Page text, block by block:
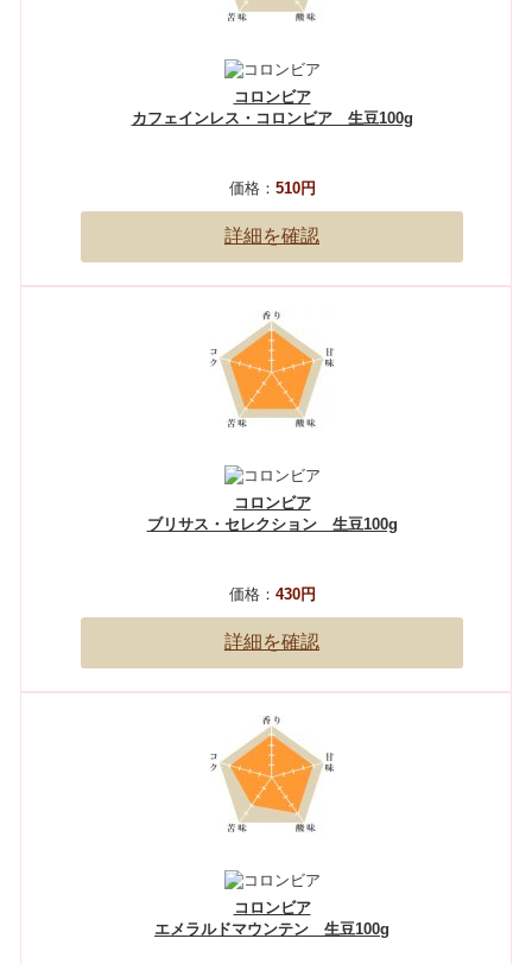
コロンビア
カフェインレス・コロンビア 生豆100g
価格： 510円
詳細を確認
コロンビア
ブリサス・セレクション 生豆100g
価格： 430円
詳細を確認
コロンビア
エメラルドマウンテン 生豆100g